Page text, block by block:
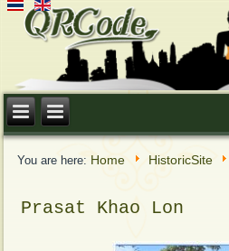
You are here: Home HistoricSite
Prasat Khao Lon